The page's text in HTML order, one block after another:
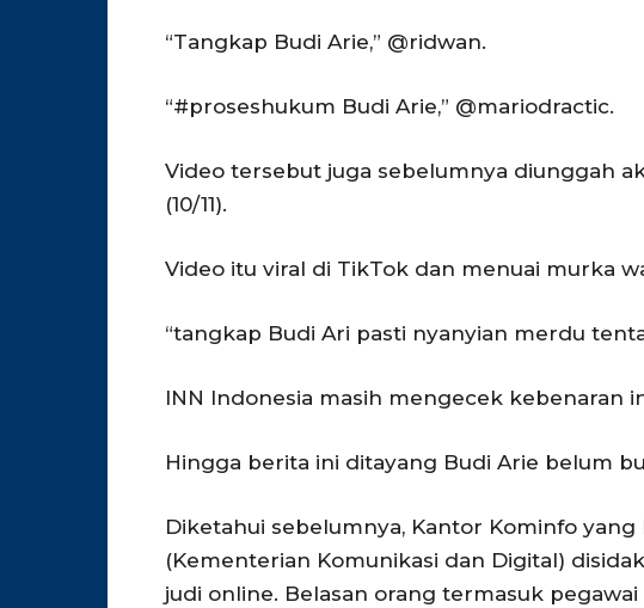
“Tangkap Budi Arie,” @ridwan.
“#proseshukum Budi Arie,” @mariodractic.
Video tersebut juga sebelumnya diunggah
(10/11).
Video itu viral di TikTok dan menuai murka
“tangkap Budi Ari pasti nyanyian merdu
INN Indonesia masih mengecek kebenaran
Hingga berita ini ditayang Budi Arie belum
Diketahui sebelumnya, Kantor Kominfo
(Kementerian Komunikasi dan Digital)
judi online. Belasan orang termasuk